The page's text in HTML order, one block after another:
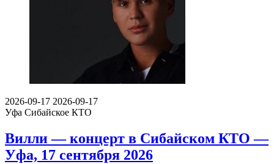
2026-09-17 2026-09-17
Уфа Сибайское КТО
Вилли — концерт в Сибайском КТО —
Уфа, 17 сентября 2026